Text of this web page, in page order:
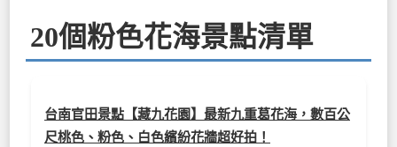
20個粉色花海景點清單
台南官田景點【藏九花園】最新九重葛花海，數百公
尺桃色、粉色、白色繽紛花牆超好拍！